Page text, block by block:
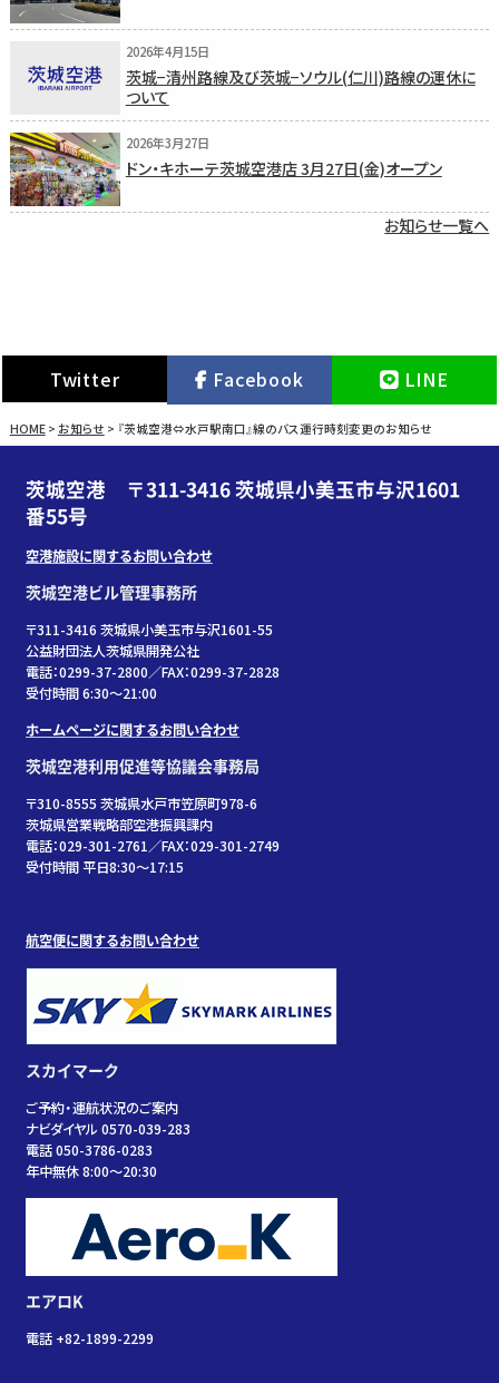
2026年4月15日
茨城−清州路線及び茨城−ソウル(仁川)路線の運休に
ついて
2026年3月27日
ドン・キホーテ茨城空港店 3月27日(金)オープン
お知らせ一覧へ
Twitter Facebook LINE
HOME> お知らせ > 『茨城空港⇔水戸駅南口』線のバス運行時刻変更のお知らせ
茨城空港 〒311-3416 茨城県小美玉市与沢1601
番55号
空港施設に関するお問い合わせ
茨城空港ビル管理事務所
〒311-3416 茨城県小美玉市与沢1601-55
公益財団法人茨城県開発公社
電話：0299-37-2800／FAX：0299-37-2828
受付時間 6:30〜21:00
ホームページに関するお問い合わせ
茨城空港利用促進等協議会事務局
〒310-8555 茨城県水戸市笠原町978-6
茨城県営業戦略部空港振興課内
電話：029-301-2761／FAX：029-301-2749
受付時間 平日8:30～17:15
航空便に関するお問い合わせ
スカイマーク
ご予約・運航状況のご案内
ナビダイヤル 0570-039-283
電話 050-3786-0283
年中無休 8:00～20:30
エアロK
電話 +82-1899-2299